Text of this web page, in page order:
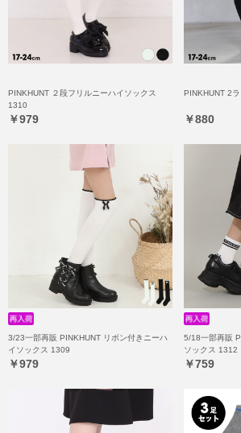
PINKHUNT ２段フリルニーハイソックス
1310
￥979
PINKHUNT 2
￥880
3/23一部再販 PINKHUNT リボン付きニーハ
イソックス 1309
￥979
5/18一部再販
ソックス 1312
￥759